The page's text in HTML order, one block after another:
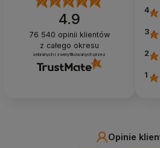
4.9
76 540 opinii klientów
z całego okresu
zebranych i zweryfikowanych przez
4
3
2
1
Opinie